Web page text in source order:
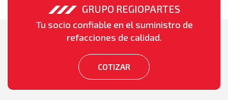
Volante o Flywheel
Seguridad
Alarmas de retroceso
Sistema de enfriamiento
Abanicos
GRUPO REGIOPARTES
Tu socio confiable en el suministro de
refacciones de calidad.
COTIZAR